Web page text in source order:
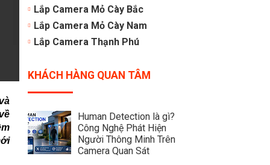
Lắp Camera Mỏ Cày Bắc
Lắp Camera Mỏ Cày Nam
Lắp Camera Thạnh Phú
KHÁCH HÀNG QUAN TÂM
Human Detection là gì?
Công Nghệ Phát Hiện
Người Thông Minh Trên
Camera Quan Sát